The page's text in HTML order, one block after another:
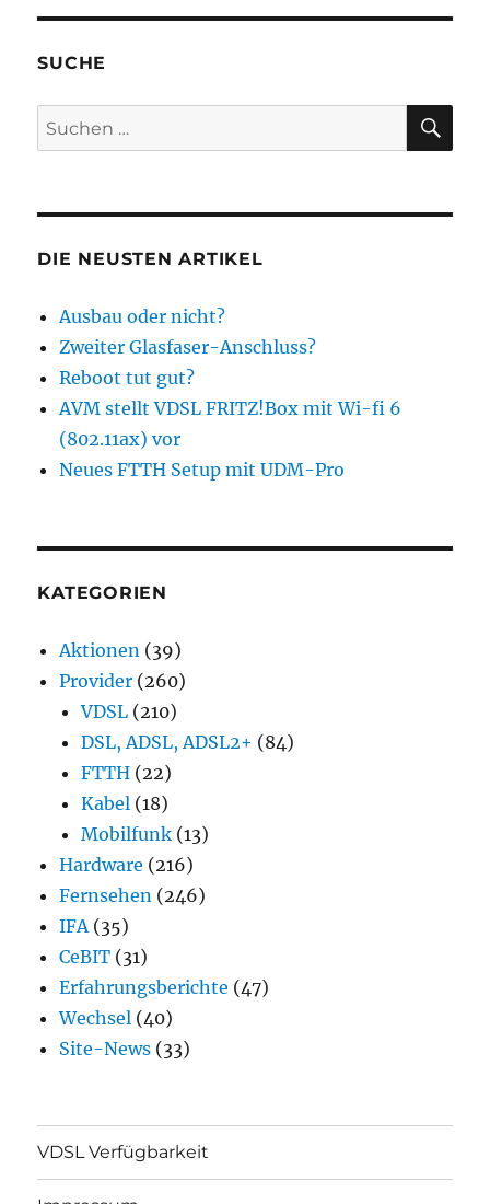
SUCHE
Suchen
nach:
DIE NEUSTEN ARTIKEL
Ausbau oder nicht?
Zweiter Glasfaser-Anschluss?
Reboot tut gut?
AVM stellt VDSL FRITZ!Box mit Wi-fi 6
(802.11ax) vor
Neues FTTH Setup mit UDM-Pro
KATEGORIEN
Aktionen (39)
Provider (260)
VDSL (210)
DSL, ADSL, ADSL2+ (84)
FTTH (22)
Kabel (18)
Mobilfunk (13)
Hardware (216)
Fernsehen (246)
IFA (35)
CeBIT (31)
Erfahrungsberichte (47)
Wechsel (40)
Site-News (33)
VDSL Verfügbarkeit